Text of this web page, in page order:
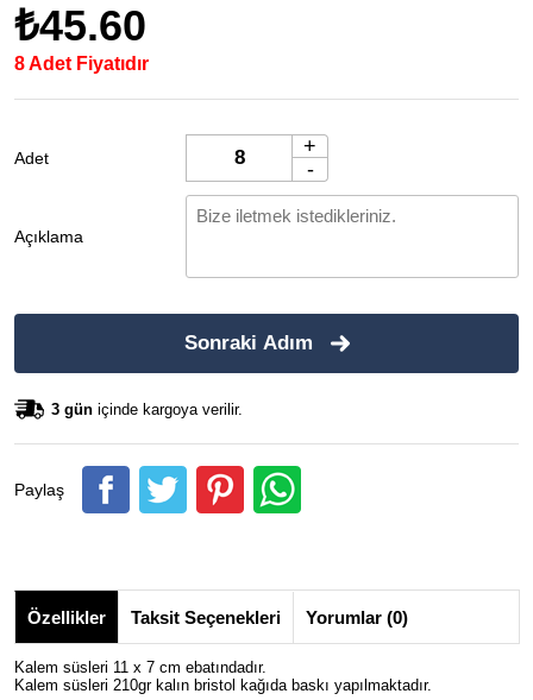
₺45.60
8 Adet Fiyatıdır
Adet
+
-
Açıklama
Sonraki Adım
3 gün içinde kargoya verilir.
Paylaş
Özellikler Taksit Seçenekleri Yorumlar (0)
Kalem süsleri 11 x 7 cm ebatındadır.
Kalem süsleri 210gr kalın bristol kağıda baskı yapılmaktadır.